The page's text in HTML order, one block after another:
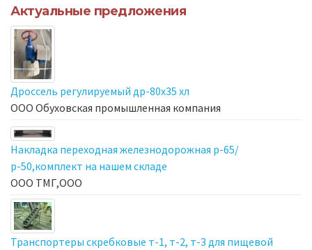
Актуальные предложения
Дроссель регулируемый др-80х35 хл
ООО Обуховская промышленная компания
Накладка переходная железнодорожная р-65/
р-50,комплект на нашем складе
ООО ТМГ,ООО
Транспортеры скребковые т-1, т-2, т-3 для пищевой